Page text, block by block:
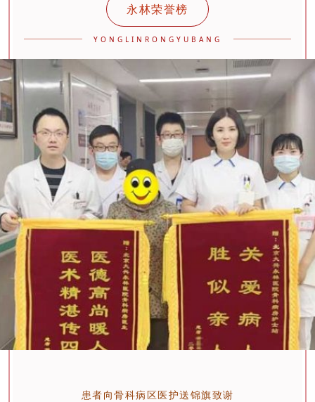
永林荣誉榜
YONGLINRONGYUBANG
患者向骨科病区医护送锦旗致谢